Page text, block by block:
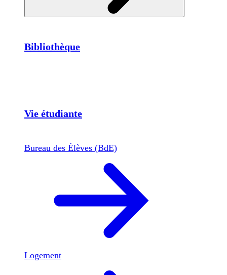
Bibliothèque
Vie étudiante
Bureau des Élèves (BdE)
Logement